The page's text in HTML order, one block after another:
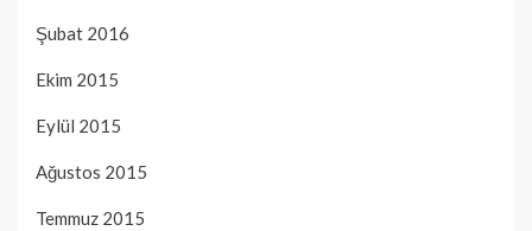
Şubat 2016
Ekim 2015
Eylül 2015
Ağustos 2015
Temmuz 2015